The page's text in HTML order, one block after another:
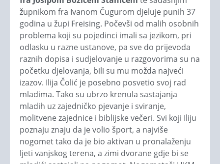
župnikom fra Ivanom Čugurom djeluje punih 37
godina u župi Freising. Počevši od malih osobnih
problema koji su pojedinci imali sa jezikom, pri
odlasku u razne ustanove, pa sve do prijevoda
raznih dopisa i sudjelovanje u razgovorima su na
početku djelovanja, bili su mu možda najveći
izazov. Ilija Čolić je posebno posvetio svoj rad
mladima. Tako su ubrzo krenula sastajanja
mladih uz zajedničko pjevanje i sviranje,
molitvene zajednice i biblijske večeri. Svi koji Iliju
poznaju znaju da je volio šport, a najviše
nogomet tako da je bio aktivan u pronalaženju
ljeti vanjskog terena, a zimi dvorane gdje bi se